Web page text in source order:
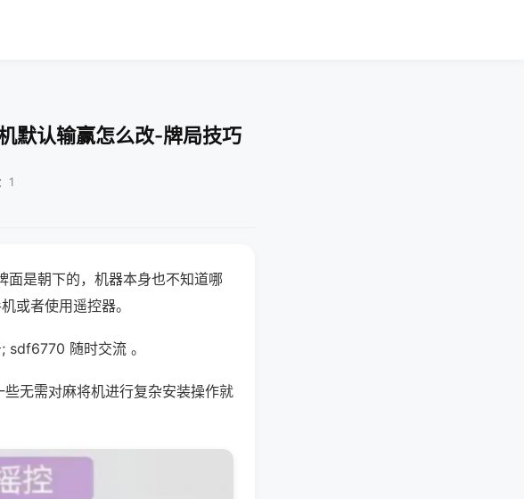
默认输赢怎么改-牌局技巧
1
面是朝下的，机器本身也不知道哪
或者使用遥控器。
sdf6770 随时交流 。
无需对麻将机进行复杂安装操作就